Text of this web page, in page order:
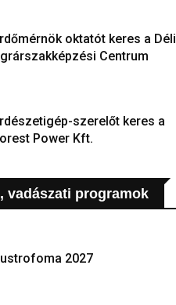
oktatót keres a Déli
Centrum
szerelőt keres a
Power Kft.
vadászati programok
2027